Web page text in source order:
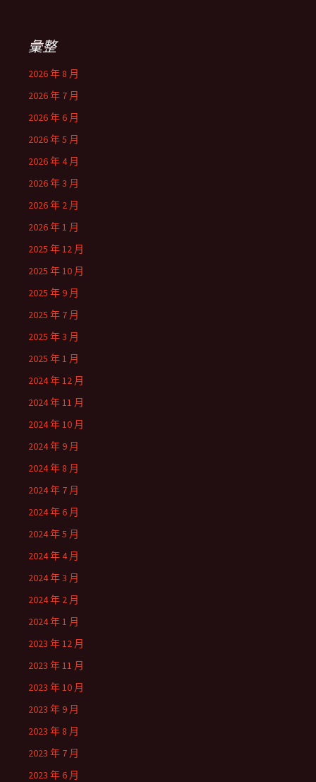
彙整
2026 年 8 月
2026 年 7 月
2026 年 6 月
2026 年 5 月
2026 年 4 月
2026 年 3 月
2026 年 2 月
2026 年 1 月
2025 年 12 月
2025 年 10 月
2025 年 9 月
2025 年 7 月
2025 年 3 月
2025 年 1 月
2024 年 12 月
2024 年 11 月
2024 年 10 月
2024 年 9 月
2024 年 8 月
2024 年 7 月
2024 年 6 月
2024 年 5 月
2024 年 4 月
2024 年 3 月
2024 年 2 月
2024 年 1 月
2023 年 12 月
2023 年 11 月
2023 年 10 月
2023 年 9 月
2023 年 8 月
2023 年 7 月
2023 年 6 月